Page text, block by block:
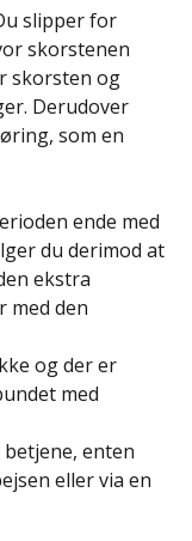
slipper for
skorstenen
skorsten og
Derudover
som en
ende med
du derimod at
ekstra
med den
og der er
med
enten
eller via en